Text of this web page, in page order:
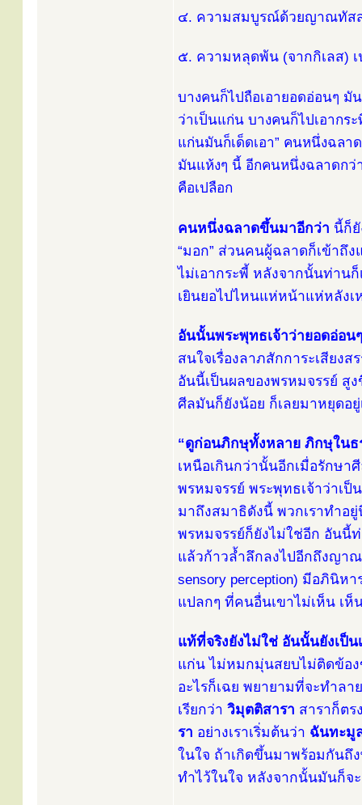
๔. ความสมบูรณ์ด้วยญาณทัสส
๕. ความหลุดพ้น (จากกิเลส)
บางคนก็ไปถือเอายอดอ่อนๆ มั
ว่าเป็นแก่น บางคนก็ไปเอากร
แก่นมันก็เด็ดเอา” คนหนึ่งฉลา
มันแห้งๆ นี้ อีกคนหนึ่งฉลาดกว่
คือเปลือก
คนหนึ่งฉลาดขึ้นมาอีกว่า นี้ก็
“มอก” ส่วนคนผู้ฉลาดก็เข้าถึง
ไม่เอากระพี้ หลังจากนั้นท่านก็
เยินยอไปไหนแห่หน้าแห่หลังเ
อันนั้นพระพุทธเจ้าว่ายอดอ่อนๆ
สนใจเรื่องลาภสักการะเสียง
อันนี้เป็นผลของพรหมจรรย์ สู
ศีลมันก็ยังน้อย ก็เลยมาหยุดอ
“ดูก่อนภิกษุทั้งหลาย ภิกษุในธ
เหนือเกินกว่านั้นอีกเมื่อรักษา
พรหมจรรย์ พระพุทธเจ้าว่าเป็
มาถึงสมาธิดังนี้ พวกเราทำอ
พรหมจรรย์ก็ยังไม่ใช่อีก อันนี้ท่
แล้วก้าวล้ำลึกลงไปอีกถึงญา
sensory perception) มีอภินิห
แปลกๆ ที่คนอื่นเขาไม่เห็น เ
แท้ที่จริงยังไม่ใช่ อันนั้นยังเป็น
แก่น ไม่หมกมุ่นสยบไม่ติดข้อง
อะไรก็เฉย พยายามที่จะทำล
เรียกว่า วิมุตติสารา สาราก็ต
รา อย่างเราเริ่มต้นว่า ฉันทะมู
ในใจ ถ้าเกิดขึ้นมาพร้อมกันถึ
ทำไว้ในใจ หลังจากนั้นมันก็จ